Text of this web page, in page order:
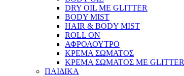
DRY OIL ΜΕ GLITTER
BODY MIST
HAIR & BODY MIST
ROLL ON
ΑΦΡΟΛΟΥΤΡΟ
ΚΡΕΜΑ ΣΩΜΑΤΟΣ
ΚΡΕΜΑ ΣΩΜΑΤΟΣ ΜΕ GLITTER
ΠΑΙΔΙΚΑ